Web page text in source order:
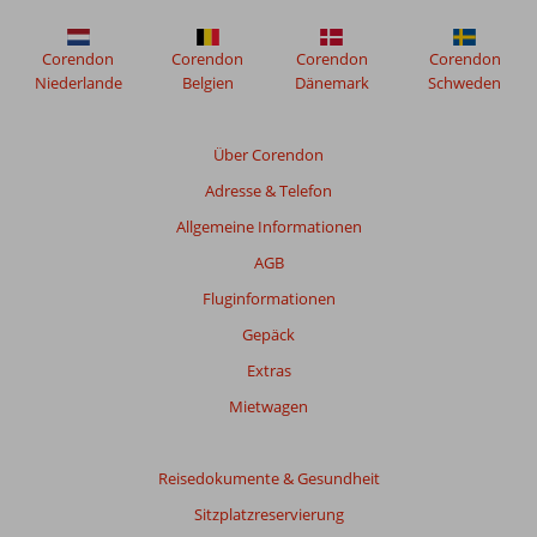
Über Corendon
Adresse & Telefon
Allgemeine Informationen
AGB
Fluginformationen
Gepäck
Extras
Mietwagen
Reisedokumente & Gesundheit
Sitzplatzreservierung
Corendon
Niederlande
Corendon
Belgien
Corendon
Dänemark
Corendon
Schweden